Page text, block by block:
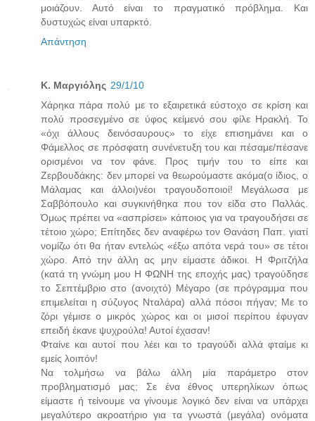
μοιάζουν. Αυτό είναι το πραγματικό πρόβλημα. Και
δυστυχώς είναι υπαρκτό.
Απάντηση
Κ. Μαργιόλης 29/1/10
Χάρηκα πάρα πολύ με το εξαιρετικά εύστοχο σε κρίση και
πολύ προσεγμένο σε ύφος κείμενό σου φίλε Ηρακλή. Το
«όχι άλλους δεινόσαυρους» το είχε επισημάνει και ο
Φάμελλος σε πρόσφατη συνένετυξη του και πέσαμε/πέσανε
ορισμένοι να τον φάνε. Προς τιμήν του το είπε και
Ζερβουδάκης: δεν μπορεί να θεωρούμαστε ακόμα(ο ίδιος, ο
Μάλαμας και άλλοι)νέοι τραγουδοποιοί! Μεγάλωσα με
Σαββόπουλο και συγκινήθηκα που τον είδα στο Παλλάς.
Όμως πρέπει να «ασπρίσει» κάποιος για να τραγουδήσει σε
τέτοιο χώρο; Επίτηδες δεν αναφέρω τον Θανάση Παπ. γιατί
νομίζω ότι θα ήταν εντελώς «έξω απότα νερά του» σε τέτοι
χώρο. Από την άλλη ας μην είμαστε άδικοι. Η Φριτζήλα
(κατά τη γνώμη μου Η ΦΩΝΗ της εποχής μας) τραγούδησε
το Σεπτέμβριο στο (ανοιχτό) Μέγαρο (σε πρόγραμμα που
επιμελείται η σύζυγος Νταλάρα) αλλά πόσοι πήγαν; Με το
ζόρι γέμισε ο μικρός χώρος και οι μισοί περίπου έφυγαν
επειδή έκανε ψυχρούλα! Αυτοί έχασαν!
Φταίνε και αυτοί που λέει και το τραγούδι αλλά φταίμε κι
εμείς λοιπόν!
Να τολμήσω να βάλω άλλη μία παράμετρο στον
προβληματισμό μας; Σε ένα έθνος υπερηλίκων όπως
είμαστε ή τείνουμε να γίνουμε λογικό δεν είναι να υπάρχει
μεγαλύτερο ακροατήριο για τα γνωστά (μεγάλα) ονόματα